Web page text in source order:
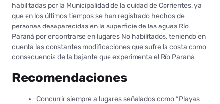
habilitadas por la Municipalidad de la cuidad de Corrientes, ya
que en los últimos tiempos se han registrado hechos de
personas desaparecidas en la superficie de las aguas Río
Paraná por encontrarse en lugares No habilitados, teniendo en
cuenta las constantes modificaciones que sufre la costa como
consecuencia de la bajante que experimenta el Río Paraná
Recomendaciones
Concurrir siempre a lugares señalados como “Playas